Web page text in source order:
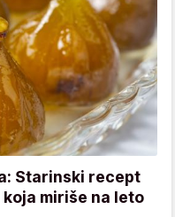
Starinski recept
miriše na leto